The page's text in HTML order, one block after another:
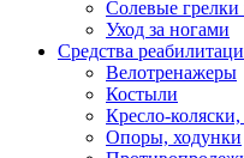
Солевые
Уход за ногами
Средства
Велотренажеры
Костыли
Кресло-
Опоры, ходунки